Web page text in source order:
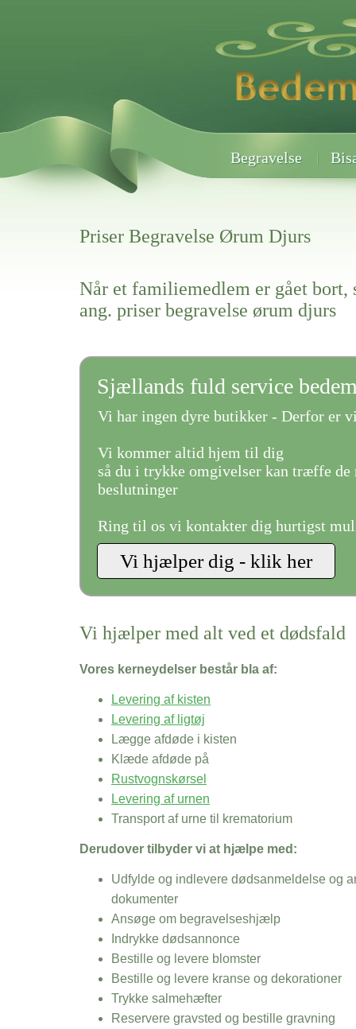
Begravelse
Priser Begravelse Ørum Djurs
Når et familiemedlem er gået bort,
ang. priser begravelse ørum djurs
Sjællands fuld service
Vi har ingen dyre butikker - Derfor er
Vi kommer altid hjem til dig
så du i trykke omgivelser kan træffe de
beslutninger
Ring til os vi kontakter dig hurtigst
Vi hjælper med alt ved et dødsfald
Vores kerneydelser består bla af:
Levering af kisten
Levering af ligtøj
Lægge afdøde i kisten
Klæde afdøde på
Rustvognskørsel
Levering af urnen
Transport af urne til krematorium
Derudover tilbyder vi at hjælpe med:
Udfylde og indlevere dødsanmeldelse og
dokumenter
Ansøge om begravelseshjælp
Indrykke dødsannonce
Bestille og levere blomster
Bestille og levere kranse og dekorationer
Trykke salmehæfter
Reservere gravsted og bestille gravning